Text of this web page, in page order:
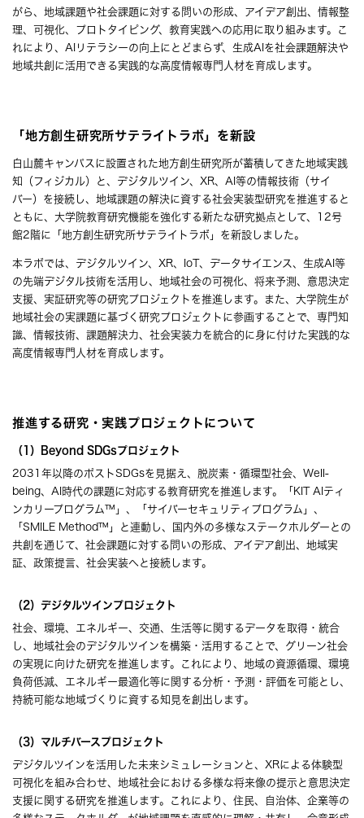
がら、地域課題や社会課題に対する問いの形成、アイデア創出、情報整
理、可視化、プロトタイピング、教育実践への応用に取り組みます。こ
れにより、AIリテラシーの向上にとどまらず、生成AIを社会課題解決や
地域共創に活用できる実践的な高度情報専門人材を育成します。
「地方創生研究所サテライトラボ」を新設
白山麓キャンパスに設置された地方創生研究所が蓄積してきた地域実践
知（フィジカル）と、デジタルツイン、XR、AI等の情報技術（サイ
バー）を接続し、地域課題の解決に資する社会実装型研究を推進すると
ともに、大学院教育研究機能を強化する新たな研究拠点として、12号
館2階に「地方創生研究所サテライトラボ」を新設しました。
本ラボでは、デジタルツイン、XR、IoT、データサイエンス、生成AI等
の先端デジタル技術を活用し、地域社会の可視化、将来予測、意思決定
支援、実証研究等の研究プロジェクトを推進します。また、大学院生が
地域社会の実課題に基づく研究プロジェクトに参画することで、専門知
識、情報技術、課題解決力、社会実装力を統合的に身に付けた実践的な
高度情報専門人材を育成します。
推進する研究・実践プロジェクトについて
（1）Beyond SDGsプロジェクト
2031年以降のポストSDGsを見据え、脱炭素・循環型社会、Well-
being、AI時代の課題に対応する教育研究を推進します。「KIT AIティ
ンカリープログラム™」、「サイバーセキュリティプログラム」、
「SMILE Method™」と連動し、国内外の多様なステークホルダーとの
共創を通じて、社会課題に対する問いの形成、アイデア創出、地域実
証、政策提言、社会実装へと接続します。
（2）デジタルツインプロジェクト
社会、環境、エネルギー、交通、生活等に関するデータを取得・統合
し、地域社会のデジタルツインを構築・活用することで、グリーン社会
の実現に向けた研究を推進します。これにより、地域の資源循環、環境
負荷低減、エネルギー最適化等に関する分析・予測・評価を可能とし、
持続可能な地域づくりに資する知見を創出します。
（3）マルチバースプロジェクト
デジタルツインを活用した未来シミュレーションと、XRによる体験型
可視化を組み合わせ、地域社会における多様な将来像の提示と意思決定
支援に関する研究を推進します。これにより、住民、自治体、企業等の